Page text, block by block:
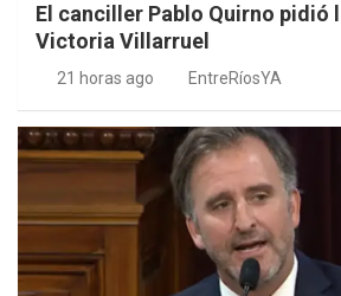
El canciller Pablo Quirno pidió
Victoria Villarruel
21 horas ago EntreRíosYA